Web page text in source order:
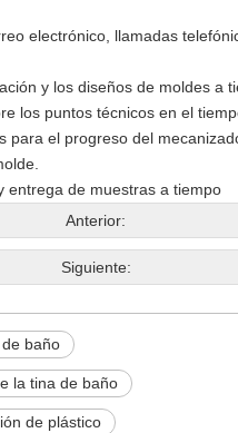
electrónico, llamadas
y los diseños de moldes a
los puntos técnicos en el
para el progreso del
entrega de muestras a tiempo
Anterior:
Siguiente:
baño
la tina de baño
de plástico